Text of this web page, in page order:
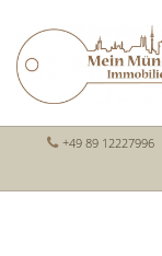
+49 89 12227996